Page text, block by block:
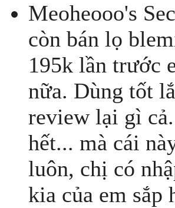
Meoheooo's
còn bán lọ
195k lần trước
nữa. Dùng tốt
review lại gì
hết... mà cái
luôn, chị có
kia của em sắp